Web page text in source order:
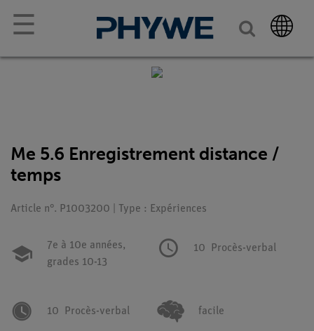
☰
Me 5.6 Enregistrement distance /
temps
Article n°. P1003200 | Type : Expériences
7e à 10e années,
grades 10-13
10 Procès-verbal
10 Procès-verbal facile